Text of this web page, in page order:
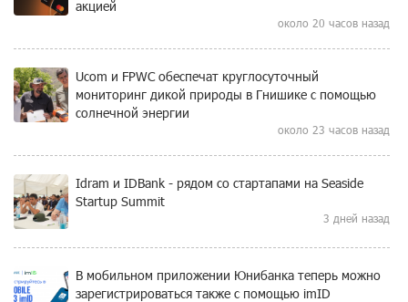
акцией
около 20 часов назад
Ucom и FPWC обеспечат круглосуточный
мониторинг дикой природы в Гнишике с помощью
солнечной энергии
около 23 часов назад
Idram и IDBank - рядом со стартапами на Seaside
Startup Summit
3 дней назад
В мобильном приложении Юнибанка теперь можно
зарегистрироваться также с помощью imID